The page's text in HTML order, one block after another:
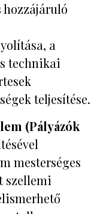
hozzájáruló
a
technikai
teljesítése.
(Pályázók
mesterséges
szellemi